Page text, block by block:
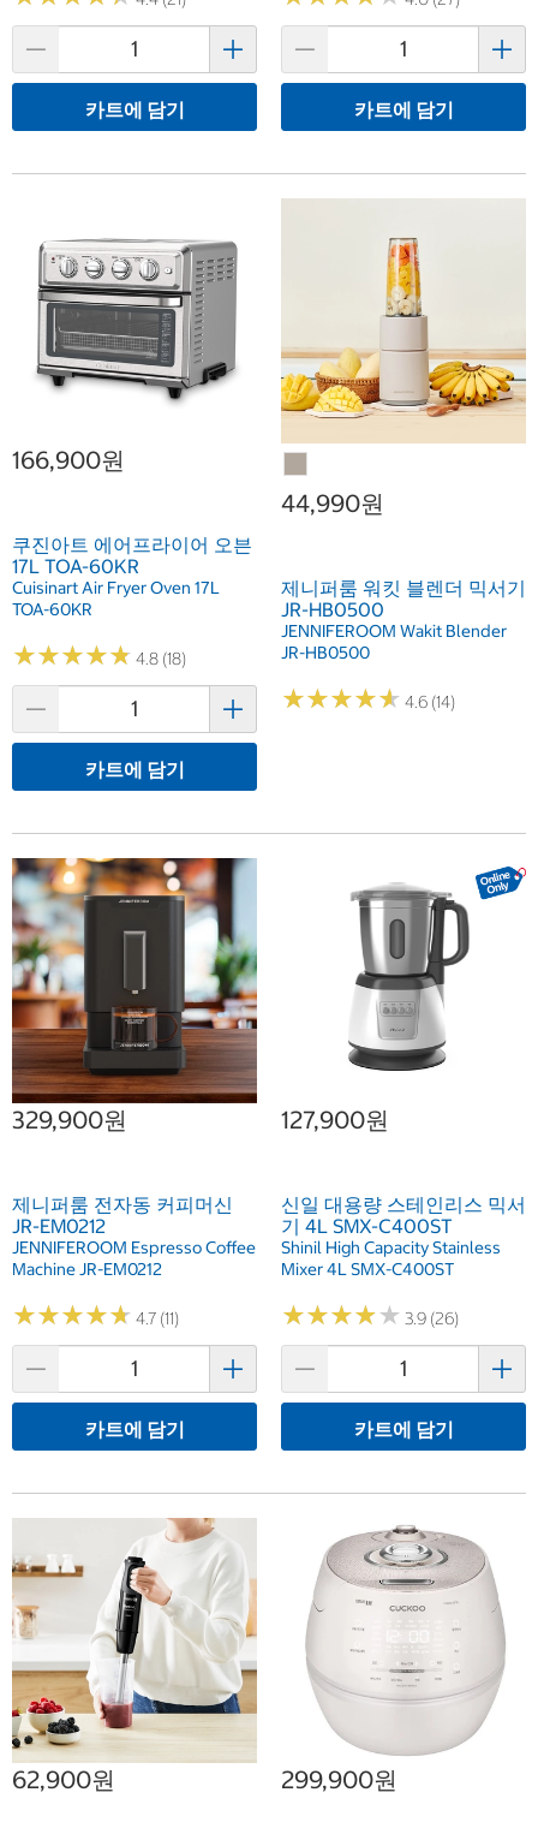
카트에 담기 카트에 담기
166,900원
쿠진아트 에어프라이어 오븐
17L TOA-60KR
Cuisinart Air Fryer Oven 17L
TOA-60KR
★★★★★
★★★★★ 4.8 (18)
카트에 담기
44,990원
제니퍼룸 워킷 블렌더 믹서기
JR-HB0500
JENNIFEROOM Wakit Blender
JR-HB0500
★★★★★
★★★★★ 4.6 (14)
329,900원
제니퍼룸 전자동 커피머신
JR-EM0212
JENNIFEROOM Espresso Coffee
Machine JR-EM0212
★★★★★
★★★★★ 4.7 (11)
카트에 담기
127,900원
신일 대용량 스테인리스 믹서
기 4L SMX-C400ST
Shinil High Capacity Stainless
Mixer 4L SMX-C400ST
★★★★★
★★★★★ 3.9 (26)
카트에 담기
62,900원 299,900원